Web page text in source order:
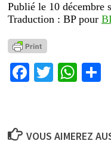
Publié le 10 décembre
Traduction : BP pour
Facebook
Twitter
VOUS AIMEREZ